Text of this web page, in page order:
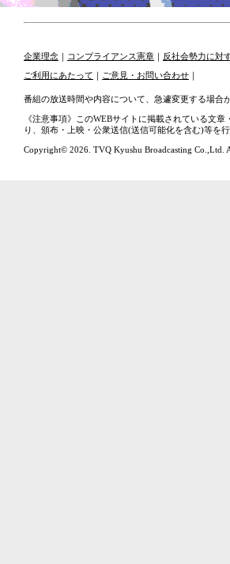
企業理念 ｜ コンプライアンス憲章 ｜ 反社会勢力に対
ご利用にあたって ｜ ご意見・お問い合わせ ｜
番組の放送時間や内容について、急遽変更する場合
《注意事項》このWEBサイトに掲載されている文
り、頒布・上映・公衆送信(送信可能化を含む)等を
Copyright© 2026. TVQ Kyushu Broadcasting Co.,Ltd.